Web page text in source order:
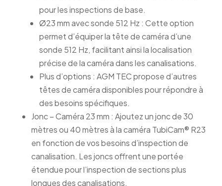
pour les inspections de base.
Ø23 mm avec sonde 512 Hz : Cette option
permet d’équiper la tête de caméra d’une
sonde 512 Hz, facilitant ainsi la localisation
précise de la caméra dans les canalisations.
Plus d’options : AGM TEC propose d’autres
têtes de caméra disponibles pour répondre à
des besoins spécifiques.
Jonc – Caméra 23 mm : Ajoutez un jonc de 30
mètres ou 40 mètres à la caméra TubiCam® R23
en fonction de vos besoins d’inspection de
canalisation. Les joncs offrent une portée
étendue pour l’inspection de sections plus
longues des canalisations.